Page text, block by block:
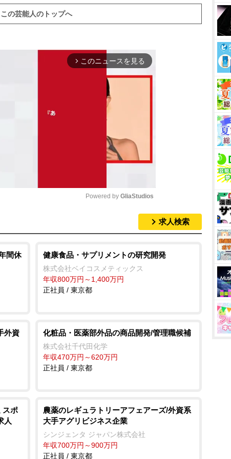
この芸能人のトップへ
arrow_forward_ios このニュースを見る
t
e
Powered by GliaStudios
求人検索
間休 健康食品・サプリメントの研究開発
株式会社ベイコスメティックス
年収800万円～1,400万円
正社員 / 東京都
外資 化粧品・医薬部外品の商品開発/管理職候補
株式会社千代田化学
年収470万円～620万円
正社員 / 東京都
スポ
人
農薬のレギュラトリーアフェアーズ/外資系
大手アグリビジネス企業
シンジェンタ ジャパン株式会社
年収700万円～900万円
正社員 / 東京都